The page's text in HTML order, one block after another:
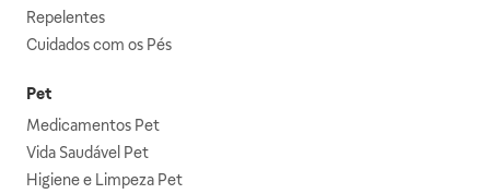
Repelentes
Cuidados com os Pés
Pet
Medicamentos Pet
Vida Saudável Pet
Higiene e Limpeza Pet